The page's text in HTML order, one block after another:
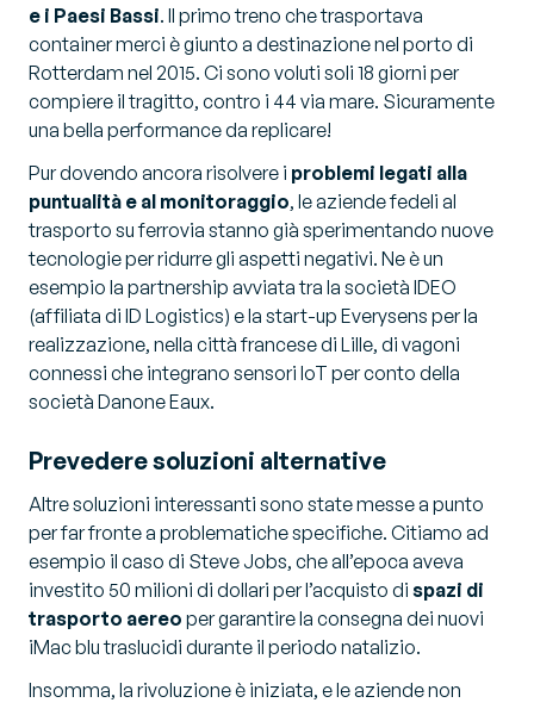
e i Paesi Bassi. Il primo treno che trasportava
container merci è giunto a destinazione nel porto di
Rotterdam nel 2015. Ci sono voluti soli 18 giorni per
compiere il tragitto, contro i 44 via mare. Sicuramente
una bella performance da replicare!
Pur dovendo ancora risolvere i problemi legati alla
puntualità e al monitoraggio, le aziende fedeli al
trasporto su ferrovia stanno già sperimentando nuove
tecnologie per ridurre gli aspetti negativi. Ne è un
esempio la partnership avviata tra la società IDEO
(affiliata di ID Logistics) e la start-up Everysens per la
realizzazione, nella città francese di Lille, di vagoni
connessi che integrano sensori IoT per conto della
società Danone Eaux.
Prevedere soluzioni alternative
Altre soluzioni interessanti sono state messe a punto
per far fronte a problematiche specifiche. Citiamo ad
esempio il caso di Steve Jobs, che all’epoca aveva
investito 50 milioni di dollari per l’acquisto di spazi di
trasporto aereo per garantire la consegna dei nuovi
iMac blu traslucidi durante il periodo natalizio.
Insomma, la rivoluzione è iniziata, e le aziende non